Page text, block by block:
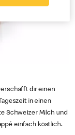
dir einen
in einen
Schweizer Milch und
einfach köstlich.